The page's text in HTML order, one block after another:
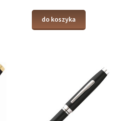
do koszyka